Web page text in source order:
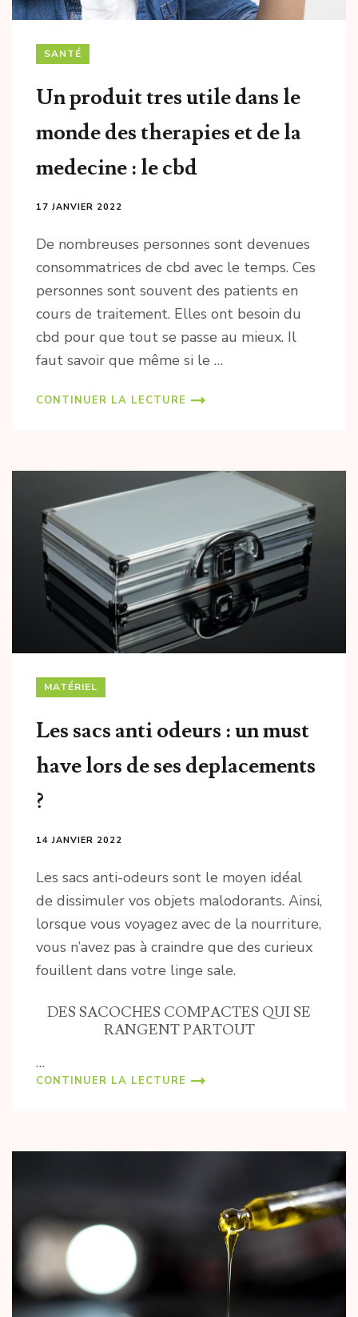
SANTÉ
Un produit tres utile dans le
monde des therapies et de la
medecine : le cbd
17 JANVIER 2022
De nombreuses personnes sont devenues
consommatrices de cbd avec le temps. Ces
personnes sont souvent des patients en
cours de traitement. Elles ont besoin du
cbd pour que tout se passe au mieux. Il
faut savoir que même si le …
CONTINUER LA LECTURE
MATÉRIEL
Les sacs anti odeurs : un must
have lors de ses deplacements
?
14 JANVIER 2022
Les sacs anti-odeurs sont le moyen idéal
de dissimuler vos objets malodorants. Ainsi,
lorsque vous voyagez avec de la nourriture,
vous n’avez pas à craindre que des curieux
fouillent dans votre linge sale.
DES SACOCHES COMPACTES QUI SE
RANGENT PARTOUT
…
CONTINUER LA LECTURE